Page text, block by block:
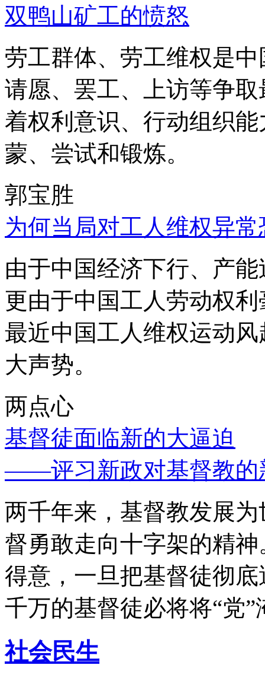
双鸭山矿工的愤怒
劳工群体、劳工维权是
请愿、罢工、上访等争
着权利意识、行动组织
蒙、尝试和锻炼。
郭宝胜
为何当局对工人维权异
由于中国经济下行、产
更由于中国工人劳动权
最近中国工人维权运动
大声势。
两点心
基督徒面临新的大逼迫
——评习新政对基督教的
两千年来，基督教发展
督勇敢走向十字架的精
得意，一旦把基督徒彻
千万的基督徒必将将“党”
社会民生